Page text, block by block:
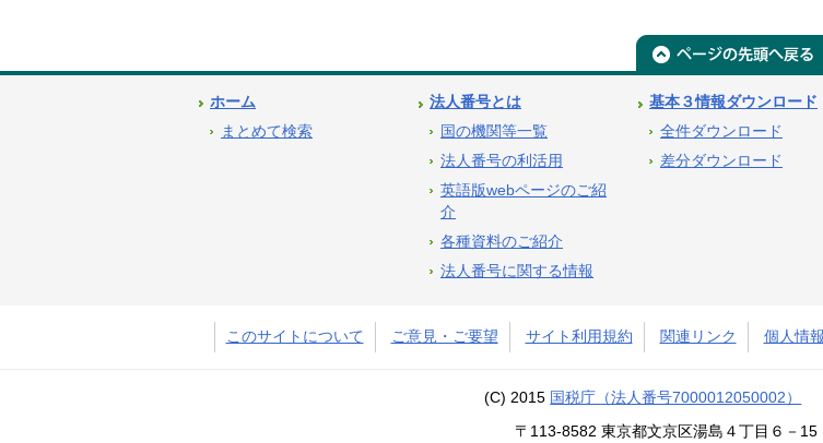
ホーム
まとめて検索
法人番号とは
国の機関等一覧
法人番号の利活用
英語版webページのご紹
介
各種資料のご紹介
法人番号に関する情報
基本３情報ダウンロード
全件ダウンロード
差分ダウンロード
このサイトについて ご意見・ご要望 サイト利用規約 関連リンク 個人情
(C) 2015 国税庁（法人番号7000012050002）
〒113-8582 東京都文京区湯島４丁目６－